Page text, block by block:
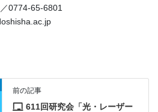
0774-65-6801
前の記事
611回研究会「光・レーザー